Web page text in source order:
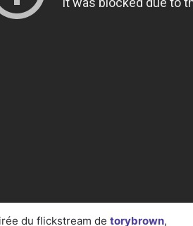
du flickstream de torybrown,